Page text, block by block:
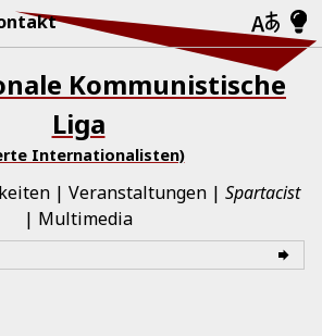
Kommunistische
Liga
Internationalisten)
Veranstaltungen
Spartacist
Multimedia